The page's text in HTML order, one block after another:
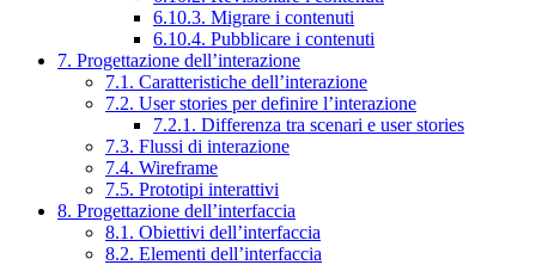
6.10.3. Migrare i contenuti
6.10.4. Pubblicare i contenuti
7. Progettazione dell’interazione
7.1. Caratteristiche dell’interazione
7.2. User stories per definire l’interazione
7.2.1. Differenza tra scenari e user stories
7.3. Flussi di interazione
7.4. Wireframe
7.5. Prototipi interattivi
8. Progettazione dell’interfaccia
8.1. Obiettivi dell’interfaccia
8.2. Elementi dell’interfaccia